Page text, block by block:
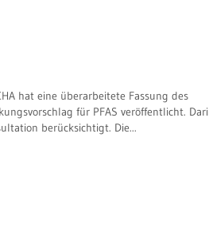
hat eine überarbeitete Fassung des
für PFAS veröffentlicht.
berücksichtigt. Die...